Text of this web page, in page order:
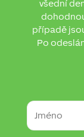
všední
případě
Po
Jméno